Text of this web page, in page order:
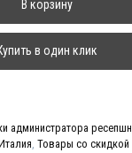
администратора
В корзину
в один клик
администратора ресепшн
Товары со скидкой